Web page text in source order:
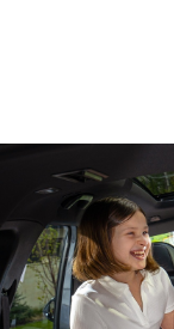
Официальный дилер
Новосибирске
nsk.chery@expocar.ru
8 (383) 388-74-01
Новосибирск, ул.